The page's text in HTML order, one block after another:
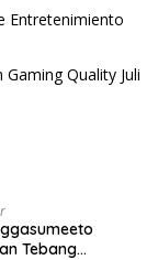
Entretenimiento
Gaming Quality Juli
Tebang